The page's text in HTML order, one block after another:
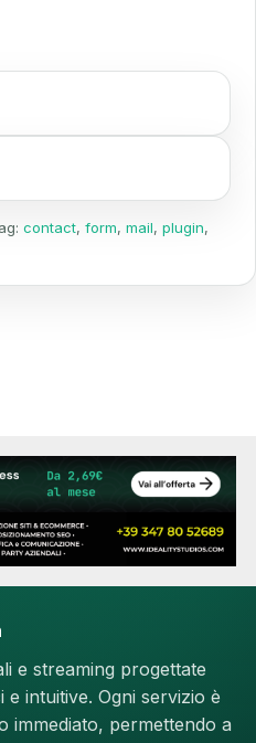
contact, form, mail, plugin,
e streaming progettate
intuitive. Ogni servizio è
immediato, permettendo a